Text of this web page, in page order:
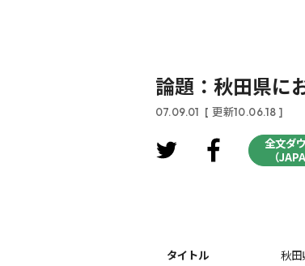
論題：秋田県に
07.09.01 [ 更新10.06.18 ]
全文ダ
（
タイトル 秋田